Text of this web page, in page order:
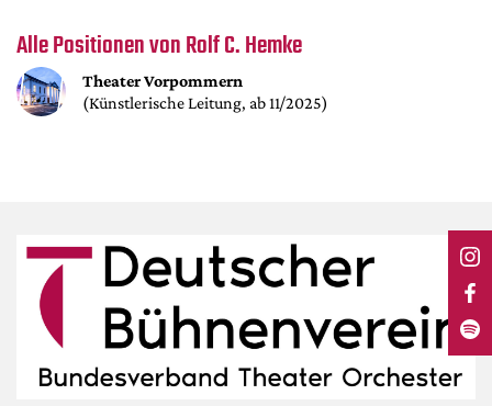
Kalender
Premierensuche
Leseproben
Podcast
Service
Shop / Abo
Newsletter
Alle Positionen von Rolf C. Hemke
Theater Vorpommern
(Künstlerische Leitung, ab 11/2025)